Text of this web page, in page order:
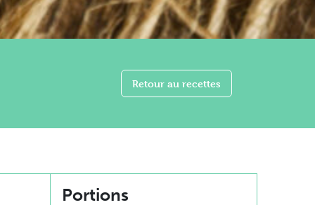
Retour au recettes
Portions